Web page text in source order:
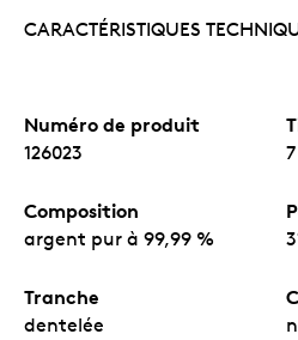
CARACTÉRISTIQUES
Numéro de produit
126023
Composition
argent pur à 99,99 %
Tranche
dentelée